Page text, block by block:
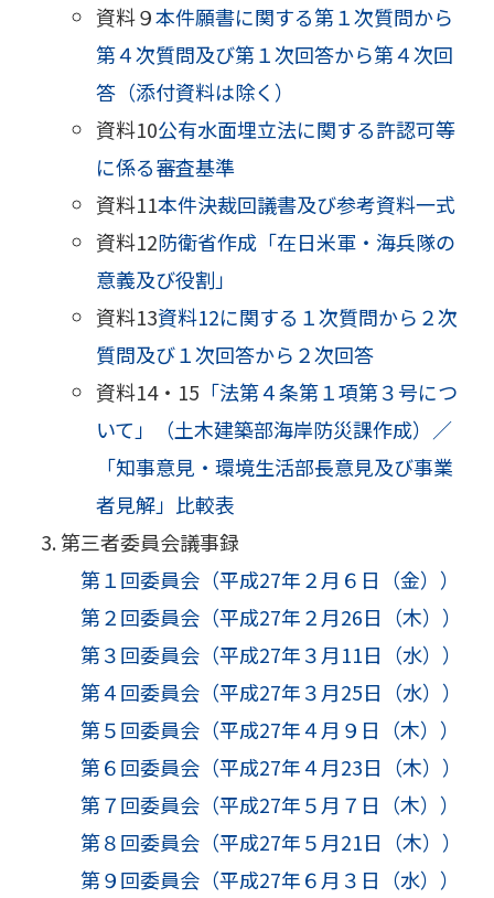
資料９本件願書に関する第１次質問から
第４次質問及び第１次回答から第４次回
答（添付資料は除く）
資料10公有水面埋立法に関する許認可等
に係る審査基準
資料11本件決裁回議書及び参考資料一式
資料12防衛省作成「在日米軍・海兵隊の
意義及び役割」
資料13資料12に関する１次質問から２次
質問及び１次回答から２次回答
資料14・15 「法第４条第１項第３号につ
いて」（土木建築部海岸防災課作成）／
「知事意見・環境生活部長意見及び事業
者見解」比較表
第三者委員会議事録
第１回委員会（平成27年２月６日（金））
第２回委員会（平成27年２月26日（木））
第３回委員会（平成27年３月11日（水））
第４回委員会（平成27年３月25日（水））
第５回委員会（平成27年４月９日（木））
第６回委員会（平成27年４月23日（木））
第７回委員会（平成27年５月７日（木））
第８回委員会（平成27年５月21日（木））
第９回委員会（平成27年６月３日（水））